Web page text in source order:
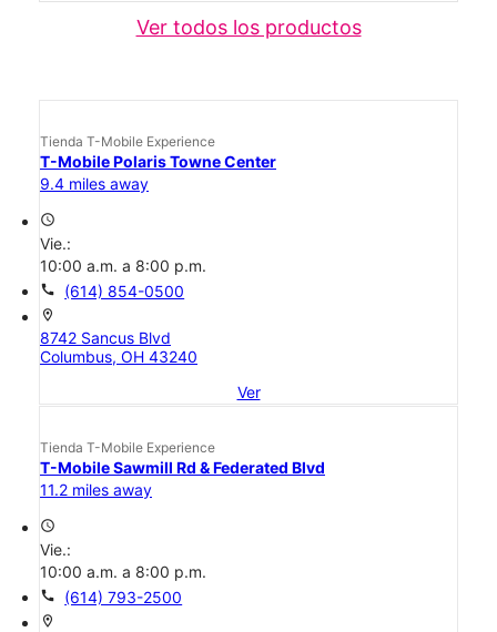
Ver todos los productos
Tienda T-Mobile Experience
T-Mobile Polaris Towne Center
9.4 miles away
access_time
Vie.:
10:00 a.m. a 8:00 p.m.
call (614) 854-0500
location_on
8742 Sancus Blvd
Columbus, OH 43240
Ver
Tienda T-Mobile Experience
T-Mobile Sawmill Rd & Federated Blvd
11.2 miles away
access_time
Vie.:
10:00 a.m. a 8:00 p.m.
call (614) 793-2500
location_on